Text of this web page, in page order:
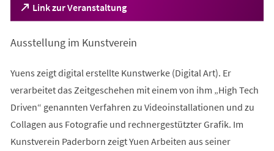
Link zur Veranstaltung
(Öffnet
in
neuen
Ausstellung im Kunstverein
Yuens zeigt digital erstellte Kunstwerke (Digital Art). Er
verarbeitet das Zeitgeschehen mit einem von ihm „High Tech
Driven“ genannten Verfahren zu Videoinstallationen und zu
Collagen aus Fotografie und rechnergestützter Grafik. Im
Kunstverein Paderborn zeigt Yuen Arbeiten aus seiner